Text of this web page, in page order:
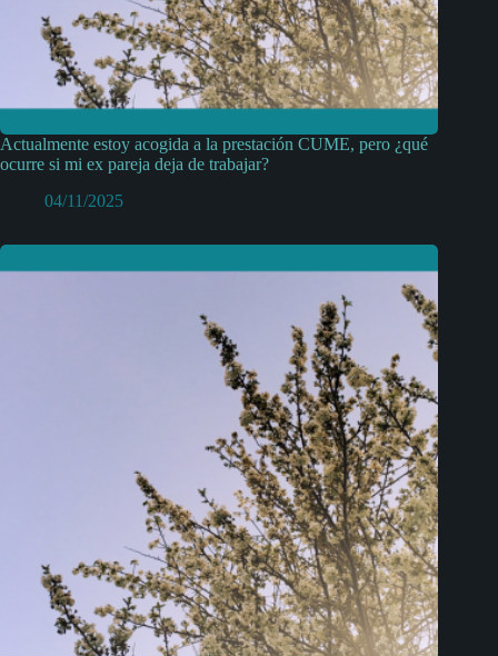
Actualmente estoy acogida a la prestación CUME, pero ¿qué
ocurre si mi ex pareja deja de trabajar?
04/11/2025